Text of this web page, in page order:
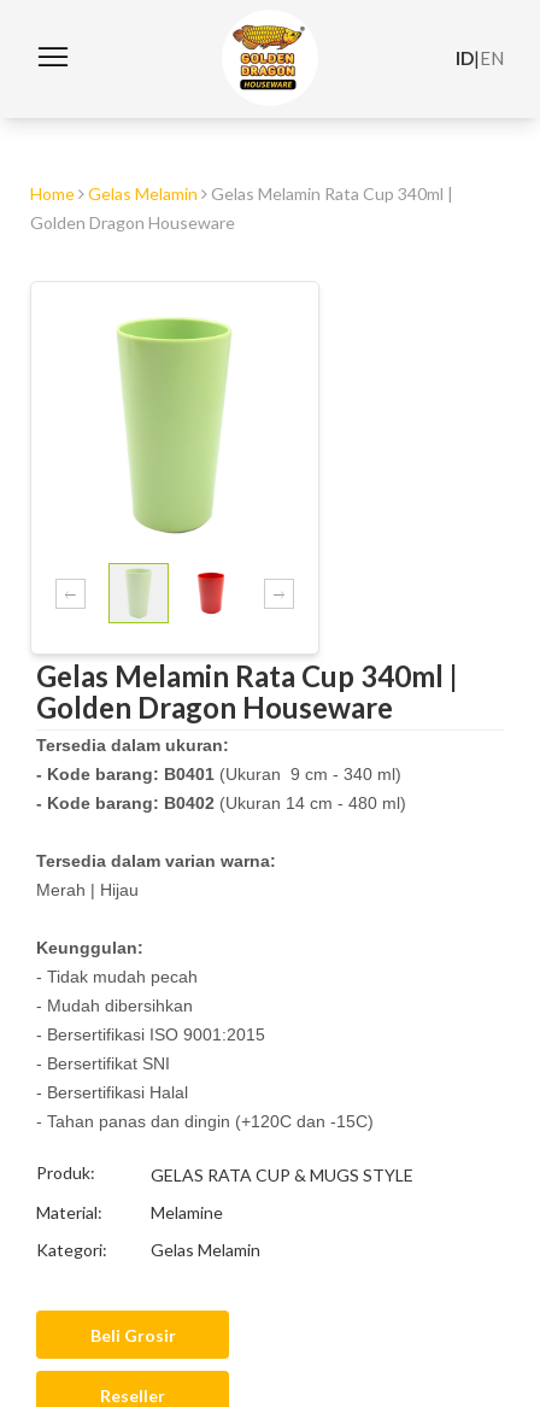
ID|EN
Home Gelas Melamin
Gelas Melamin Rata Cup 340ml |
Golden Dragon Houseware
Gelas Melamin Rata Cup 340ml |
Golden Dragon Houseware
Tersedia dalam ukuran:
- Kode barang: B0401 (Ukuran 9 cm - 340 ml)
- Kode barang: B0402 (Ukuran 14 cm - 480 ml)
Tersedia dalam varian warna:
Merah | Hijau
Keunggulan:
- Tidak mudah pecah
- Mudah dibersihkan
- Bersertifikasi ISO 9001:2015
- Bersertifikat SNI
- Bersertifikasi Halal
- Tahan panas dan dingin (+120C dan -15C)
Produk:
GELAS RATA CUP & MUGS STYLE
Material:
Melamine
Kategori:
Gelas Melamin
Beli Grosir
Reseller